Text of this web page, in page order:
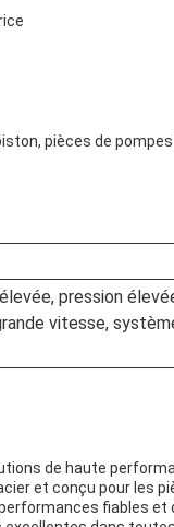
pièces de
pression
vitesse,
de haute
et conçu pour les
fiables et